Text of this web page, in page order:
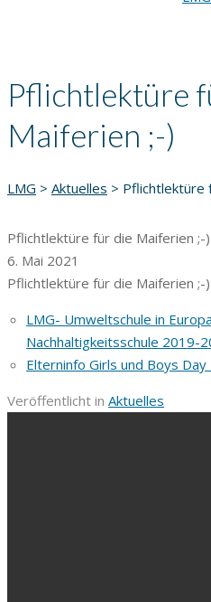
Pflichtlektüre
Maiferien ;-)
LMG > Aktuelles > Pflichtlektüre
Pflichtlektüre für die Maiferien ;-)
6. Mai 2021
Pflichtlektüre für die Maiferien ;-)
LMG- Umweltschule in
Nachhaltigkeitsschule 2019-
Elterninfo Girls und Boys
Veröffentlicht in Aktuelles